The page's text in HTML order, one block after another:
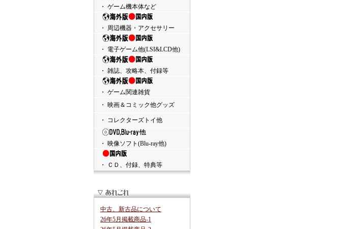
・ ゲーム機本体など
・ 周辺機器・アクセサリー
・ 電子ゲーム他(LSI&LCD他)
・ 雑誌、攻略本、付録等
・ ゲーム関連雑貨
・ 映画＆コミック他グッズ
・ コレクターズトイ他
・ 映像ソフト(Blu-ray他)
・ ＣＤ、付録、特典等
中古、新古品について
26年5月掲載商品-1